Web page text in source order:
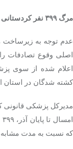
مرگ ۳۹۹ نفر کردستانی در تصادفات رانندگی
عدم توجه به
اصلی وقوع تصادفات
کشته شدگان در
مدیرکل پزشکی قانونی
که نسبت به مدت مشابه پارسال، ۱۰.۵۲